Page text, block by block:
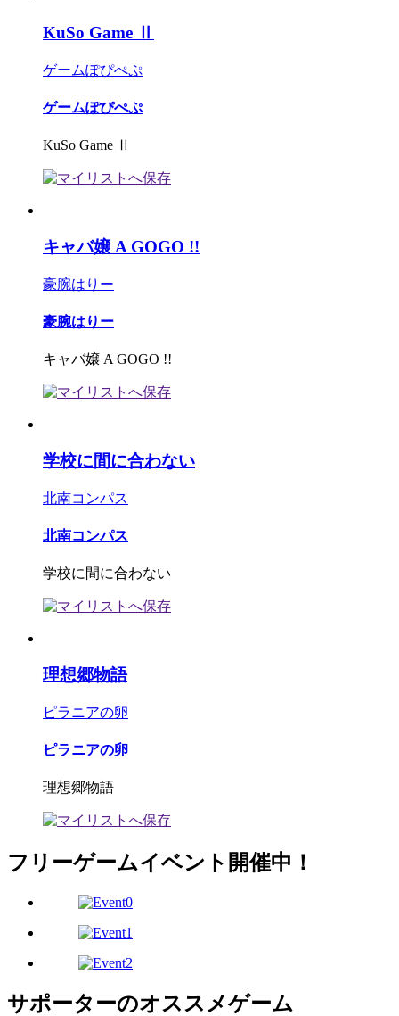
KuSo Game Ⅱ
ゲームぽぴぺぷ
ゲームぽぴぺぷ
KuSo Game Ⅱ
キャバ嬢 A GOGO !!
豪腕はりー
豪腕はりー
キャバ嬢 A GOGO !!
学校に間に合わない
北南コンパス
北南コンパス
学校に間に合わない
理想郷物語
ピラニアの卵
ピラニアの卵
理想郷物語
フリーゲームイベント開催中！
サポーターのオススメゲーム